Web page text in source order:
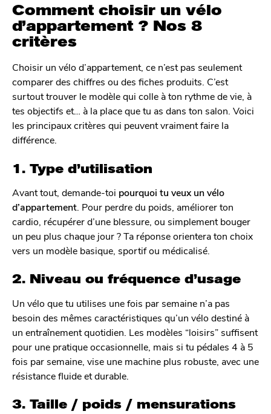
Comment choisir un vélo
d’appartement ? Nos 8
critères
Choisir un vélo d’appartement, ce n’est pas seulement
comparer des chiffres ou des fiches produits. C’est
surtout trouver le modèle qui colle à ton rythme de vie, à
tes objectifs et… à la place que tu as dans ton salon. Voici
les principaux critères qui peuvent vraiment faire la
différence.
1. Type d’utilisation
Avant tout, demande-toi pourquoi tu veux un vélo
d’appartement . Pour perdre du poids, améliorer ton
cardio, récupérer d’une blessure, ou simplement bouger
un peu plus chaque jour ? Ta réponse orientera ton choix
vers un modèle basique, sportif ou médicalisé.
2. Niveau ou fréquence d’usage
Un vélo que tu utilises une fois par semaine n’a pas
besoin des mêmes caractéristiques qu’un vélo destiné à
un entraînement quotidien. Les modèles “loisirs” suffisent
pour une pratique occasionnelle, mais si tu pédales 4 à 5
fois par semaine, vise une machine plus robuste, avec une
résistance fluide et durable.
3. Taille / poids / mensurations